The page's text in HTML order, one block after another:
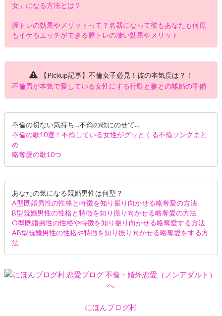
女」になる方法とは？
膣トレの効果やメリットって？名器になって彼もあなたも何度
もイケるエッチができる膣トレの凄い効果やメリット
【Pickup記事】不倫女子必見！彼の本気度は？！
不倫男が本気で愛している女性にする行動と妻との離婚の準備
不倫の切ない気持ち…不倫の歌にのせて…
不倫の歌10選！不倫している女性がグッとくる不倫ソングまと
め
略奪愛の歌10つ
あなたの気になる既婚男性は何型？
A型既婚男性の性格と特徴を知り振り向かせる略奪愛の方法
B型既婚男性の性格と特徴を知り振り向かせる略奪愛の方法
O型既婚男性の性格や特徴を知り振り向かせる略奪愛する方法
AB型既婚男性の性格や特徴を知り振り向かせる略奪愛をする方
法
にほんブログ村